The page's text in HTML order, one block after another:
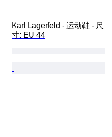
Karl Lagerfeld - 运动鞋 - 尺
寸: EU 44